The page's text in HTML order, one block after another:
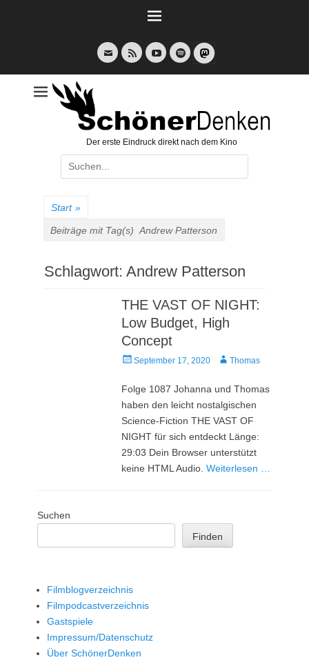
E-
Mail
Feed YouTubeSpotify
Der erste Eindruck direkt nach dem Kino
Suche
nach:
Start »
Beiträge mit Tag(s) Andrew Patterson
Schlagwort: Andrew Patterson
THE VAST OF NIGHT:
Low Budget, High
Concept
Veröffentlicht
September 17, 2020 AutorThomas
Folge 1087 Johanna und Thomas
haben den leicht nostalgischen
Science-Fiction THE VAST OF
NIGHT für sich entdeckt Länge:
29:03 Dein Browser unterstützt
keine HTML Audio.Weiterlesen …
Suchen
Finden
Filmblogverzeichnis
Filmpodcastverzeichnis
Gastspiele
Impressum/Datenschutz
Über SchönerDenken